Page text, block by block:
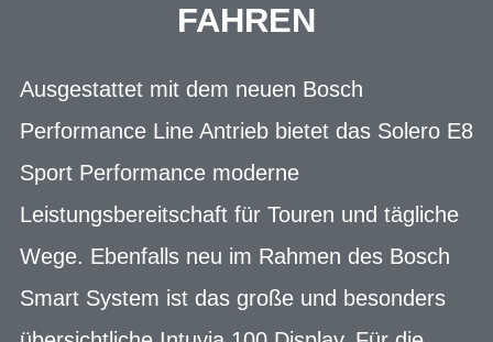
FAHREN
Ausgestattet mit dem neuen Bosch
Performance Line Antrieb bietet das Solero E8
Sport Performance moderne
Leistungsbereitschaft für Touren und tägliche
Wege. Ebenfalls neu im Rahmen des Bosch
Smart System ist das große und besonders